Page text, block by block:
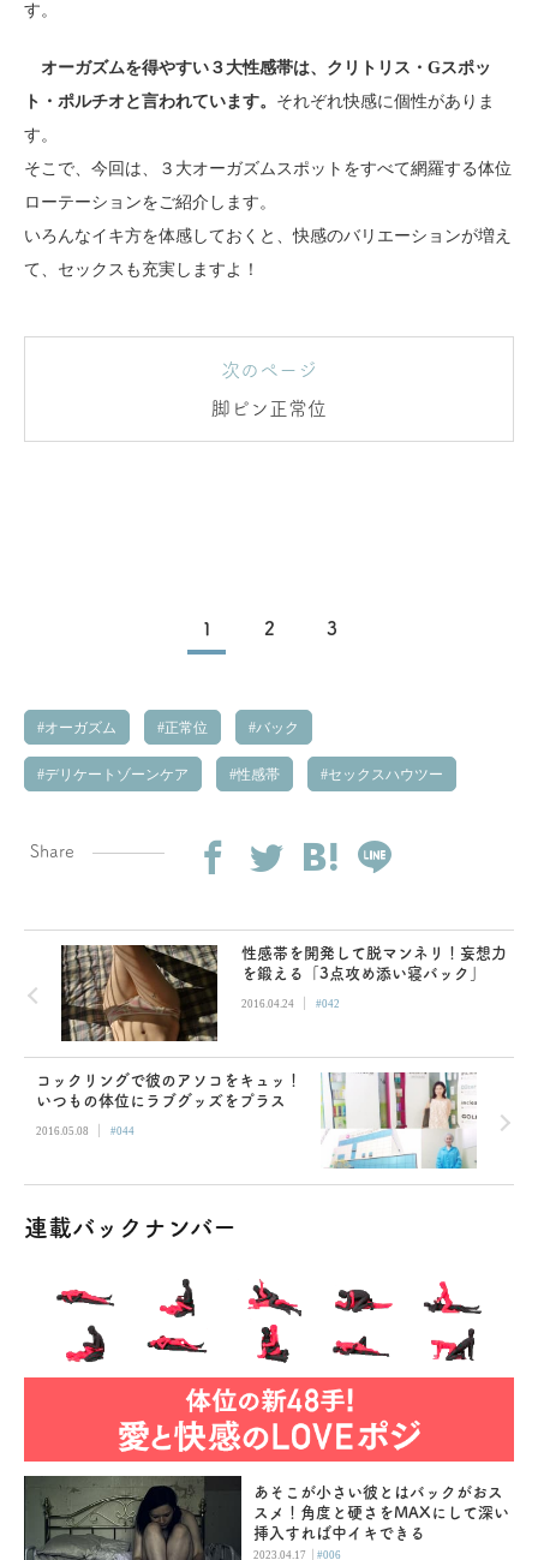
す。
オーガズムを得やすい３大性感帯は、クリトリス・Gスポッ
ト・ポルチオと言われています。 それぞれ快感に個性がありま
す。
そこで、今回は、３大オーガズムスポットをすべて網羅する体位
ローテーションをご紹介します。
いろんなイキ方を体感しておくと、快感のバリエーションが増え
て、セックスも充実しますよ！
次のページ
脚ピン正常位
1 2 3
オーガズム 正常位 バック
デリケートゾーンケア 性感帯 セックスハウツー
Share
性感帯を開発して脱マンネリ！妄想力
を鍛える「3点攻め添い寝バック」
2016.04.24 | #042
コックリングで彼のアソコをキュッ！
いつもの体位にラブグッズをプラス
2016.05.08 | #044
連載バックナンバー
あそこが小さい彼とはバックがおス
スメ！角度と硬さをMAXにして深い
挿入すれば中イキできる
2023.04.17 |#006